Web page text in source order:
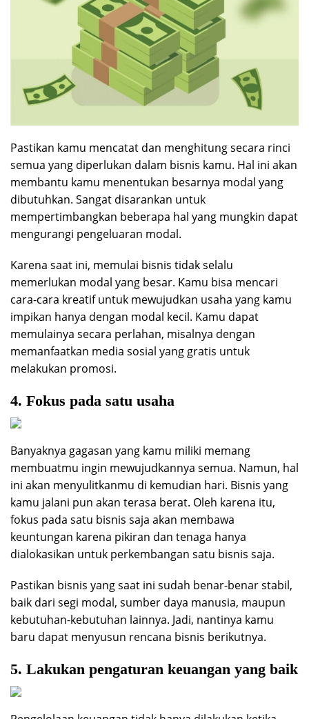
Pastikan kamu mencatat dan menghitung secara rinci
semua yang diperlukan dalam bisnis kamu. Hal ini akan
membantu kamu menentukan besarnya modal yang
dibutuhkan. Sangat disarankan untuk
mempertimbangkan beberapa hal yang mungkin dapat
mengurangi pengeluaran modal.
Karena saat ini, memulai bisnis tidak selalu
memerlukan modal yang besar. Kamu bisa mencari
cara-cara kreatif untuk mewujudkan usaha yang kamu
impikan hanya dengan modal kecil. Kamu dapat
memulainya secara perlahan, misalnya dengan
memanfaatkan media sosial yang gratis untuk
melakukan promosi.
4. Fokus pada satu usaha
Banyaknya gagasan yang kamu miliki memang
membuatmu ingin mewujudkannya semua. Namun, hal
ini akan menyulitkanmu di kemudian hari. Bisnis yang
kamu jalani pun akan terasa berat. Oleh karena itu,
fokus pada satu bisnis saja akan membawa
keuntungan karena pikiran dan tenaga hanya
dialokasikan untuk perkembangan satu bisnis saja.
Pastikan bisnis yang saat ini sudah benar-benar stabil,
baik dari segi modal, sumber daya manusia, maupun
kebutuhan-kebutuhan lainnya. Jadi, nantinya kamu
baru dapat menyusun rencana bisnis berikutnya.
5. Lakukan pengaturan keuangan yang baik